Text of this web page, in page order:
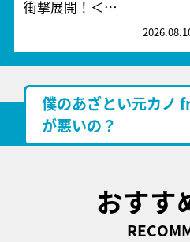
衝撃展開！＜…
僕のあざとい元カノ
が悪いの？
おすす